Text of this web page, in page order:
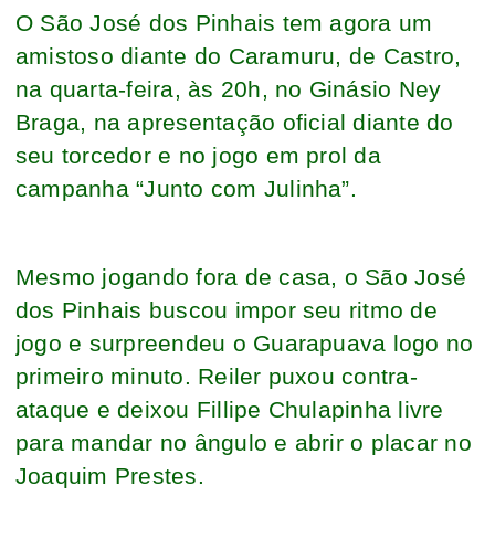
O São José dos Pinhais tem agora um
amistoso diante do Caramuru, de Castro,
na quarta-feira, às 20h, no Ginásio Ney
Braga, na apresentação oficial diante do
seu torcedor e no jogo em prol da
campanha “Junto com Julinha”.
Mesmo jogando fora de casa, o São José
dos Pinhais buscou impor seu ritmo de
jogo e surpreendeu o Guarapuava logo no
primeiro minuto. Reiler puxou contra-
ataque e deixou Fillipe Chulapinha livre
para mandar no ângulo e abrir o placar no
Joaquim Prestes.